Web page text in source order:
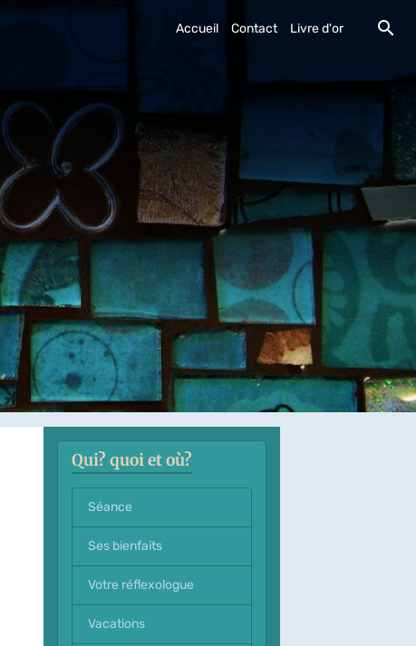
Accueil Contact Livre d'or
Qui? quoi et où?
Séance
Ses bienfaits
Votre réflexologue
Vacations